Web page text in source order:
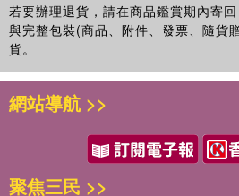
若要辦理退貨，請在商品鑑賞期內寄
與完整包裝(商品、附件、發票、隨貨
貨。
網站導航 >>
聚焦三民 >>